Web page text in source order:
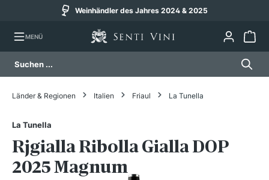
Weinhändler des Jahres 2024 & 2025
MENÜ
Bildergalerie überspringen
Länder & Regionen Italien Friaul La Tunella
La Tunella
Rjgialla Ribolla Gialla DOP
2025 Magnum